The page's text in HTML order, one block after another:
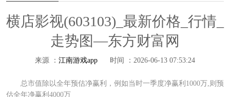
横店影视(603103)_最新价格_行情_
走势图—东方财富网
来源 ： 江南游戏app 时间 ：2026-06-13 07:53:24
总市值除以全年预估净赢利，例如当时一季度净赢利1000万,则预
估全年净赢利4000万